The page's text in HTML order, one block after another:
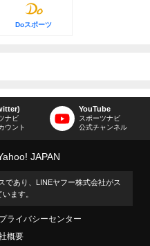
Doスポーツ
ナビ
ウント
YouTube
スポーツナビ
公式チャンネル
JAPAN
であり、LINEヤフー株式会社がス
ます。
プライバシーセンター
概要